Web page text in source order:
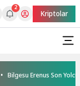
2
Kriptolar
Erenus Son